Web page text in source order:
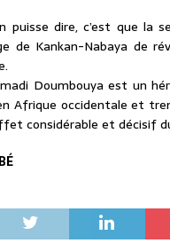
puisse dire, c’est que la
de Kankan-Nabaya de
Doumbouya est un
Afrique occidentale et
considérable et décisif